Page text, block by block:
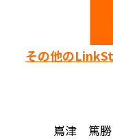
その他の
嶌津 篤